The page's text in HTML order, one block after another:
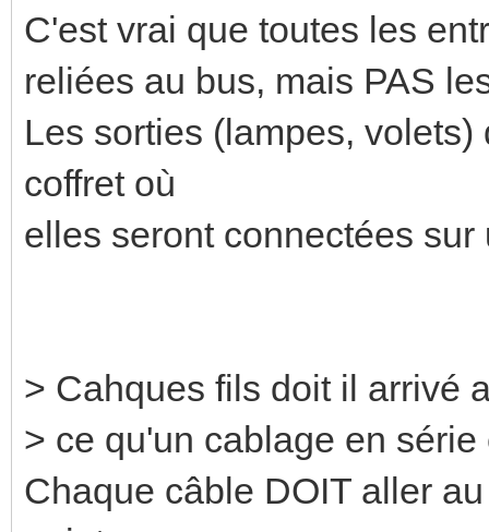
C'est vrai que toutes les
reliées au bus, mais PAS
Les sorties (lampes,
coffret où
elles seront connectées
> Cahques fils doit il arrivé
> ce qu'un cablage en
Chaque câble DOIT aller